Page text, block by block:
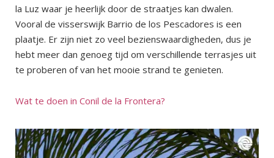
la Luz waar je heerlijk door de straatjes kan dwalen.
Vooral de visserswijk Barrio de los Pescadores is een
plaatje. Er zijn niet zo veel bezienswaardigheden, dus je
hebt meer dan genoeg tijd om verschillende terrasjes uit
te proberen of van het mooie strand te genieten.
Wat te doen in Conil de la Frontera?